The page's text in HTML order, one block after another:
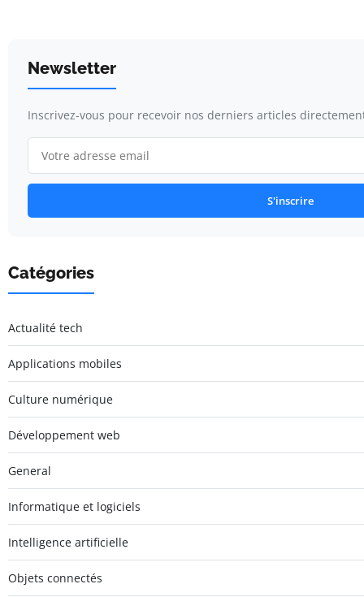
Newsletter
Inscrivez-vous pour recevoir nos derniers articles
S'inscrire
Catégories
Actualité tech
Applications mobiles
Culture numérique
Développement web
General
Informatique et logiciels
Intelligence artificielle
Objets connectés